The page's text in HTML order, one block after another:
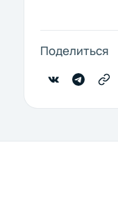
Поделиться